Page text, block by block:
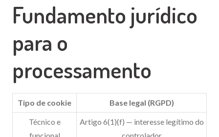
Fundamento jurídico
para o
processamento
Tipo de cookie Base legal (RGPD)
Técnico e
Artigo 6(1)(f) — interesse legítimo do